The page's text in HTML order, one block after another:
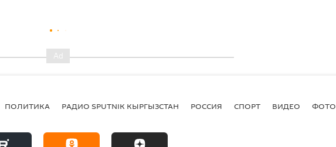
ПОЛИТИКА РАДИО SPUTNIK КЫРГЫЗСТАН РОССИЯ СПОРТ ВИДЕО ФОТО